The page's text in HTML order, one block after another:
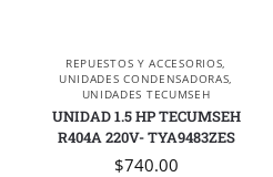
REPUESTOS Y ACCESORIOS,
UNIDADES CONDENSADORAS,
UNIDADES TECUMSEH
UNIDAD 1.5 HP TECUMSEH
R404A 220V- TYA9483ZES
$740.00